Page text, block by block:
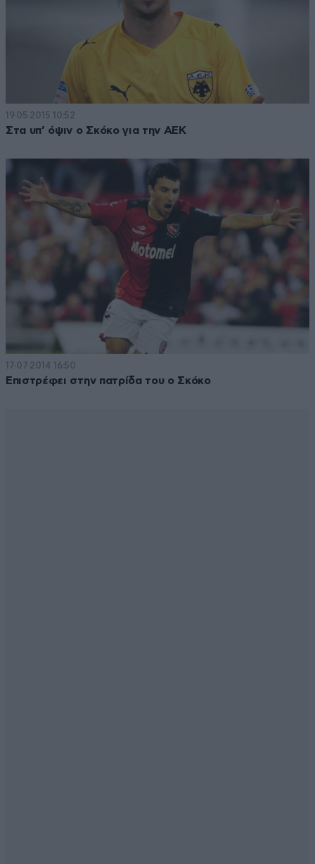
19·05·2015 10:52
Στα υπ’ όψιν ο Σκόκο για την ΑΕΚ
17·07·2014 16:50
Επιστρέφει στην πατρίδα του ο Σκόκο